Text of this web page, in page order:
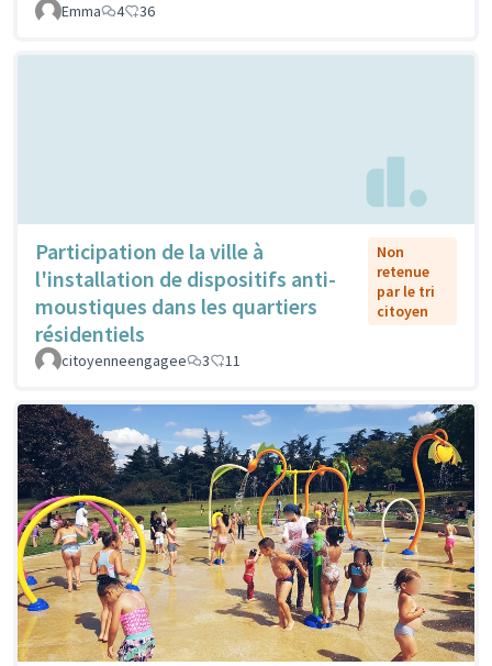
Emma
4 36
Participation de la ville à
l'installation de dispositifs anti-
moustiques dans les quartiers
résidentiels
Non
retenue
par le tri
citoyen
citoyenneengagee 3 11